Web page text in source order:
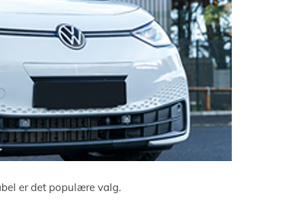
er det populære valg.